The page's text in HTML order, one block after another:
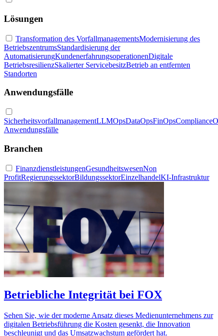
Lösungen
Transformation des VorfallmanagementsModernisierung des
BetriebszentrumsStandardisierung der
AutomatisierungKundenerfahrungsoperationenDigitale
BetriebsresilienzSkalierter ServicebesitzBetrieb an entfernten
Standorten
Anwendungsfälle
SicherheitsvorfallmanagementLLMOpsDataOpsFinOps
Anwendungsfälle
Branchen
FinanzdienstleistungenGesundheitswesenNon
ProfitRegierungssektorBildungssektorEinzelhandelKI-Infrastruktur
Betriebliche Integrität bei FOX
Sehen Sie, wie der moderne Ansatz dieses Medienunternehmens zur
digitalen Betriebsführung die Kosten gesenkt, die Innovation
beschleunigt und das Umsatzwachstum gefördert hat.